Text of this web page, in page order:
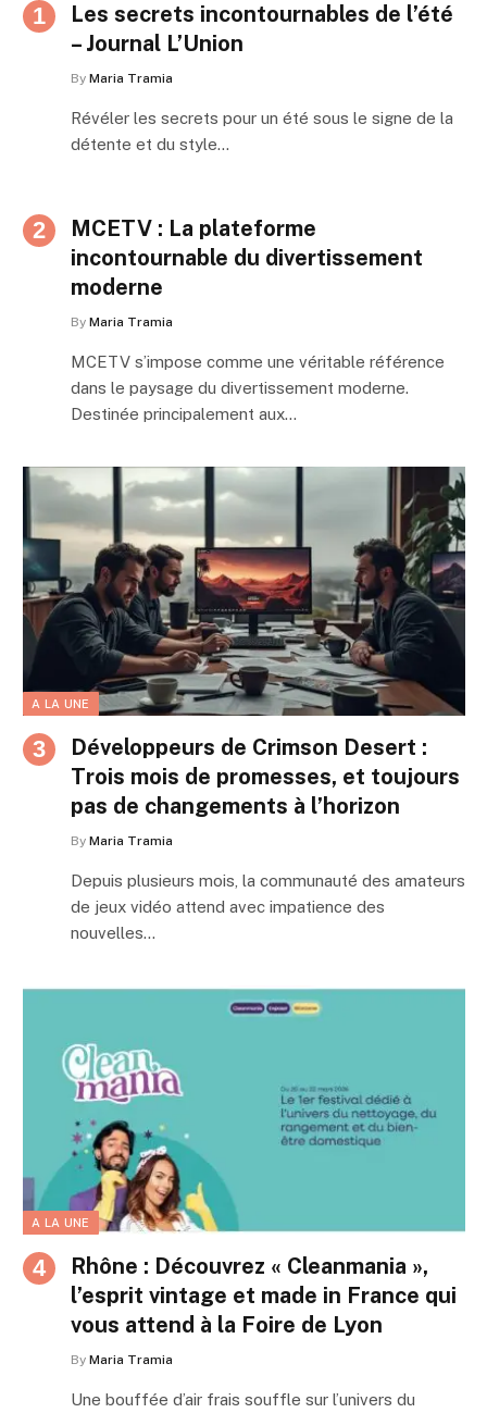
Les secrets incontournables de l’été
– Journal L’Union
By Maria Tramia
Révéler les secrets pour un été sous le signe de la
détente et du style…
MCETV : La plateforme
incontournable du divertissement
moderne
By Maria Tramia
MCETV s’impose comme une véritable référence
dans le paysage du divertissement moderne.
Destinée principalement aux…
A LA UNE
Développeurs de Crimson Desert :
Trois mois de promesses, et toujours
pas de changements à l’horizon
By Maria Tramia
Depuis plusieurs mois, la communauté des amateurs
de jeux vidéo attend avec impatience des
nouvelles…
A LA UNE
Rhône : Découvrez « Cleanmania »,
l’esprit vintage et made in France qui
vous attend à la Foire de Lyon
By Maria Tramia
Une bouffée d’air frais souffle sur l’univers du